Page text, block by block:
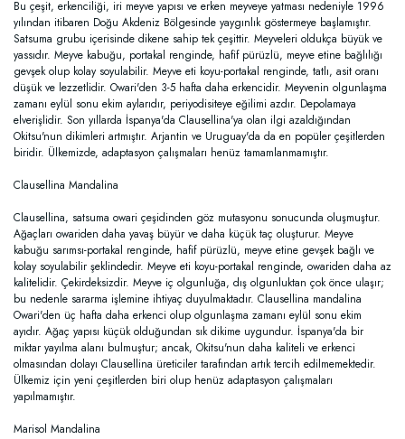
Bu çeşit, erkenciliği, iri meyve yapısı ve erken meyveye yatması nedeniyle 1996
yılından itibaren Doğu Akdeniz Bölgesinde yaygınlık göstermeye başlamıştır.
Satsuma grubu içerisinde dikene sahip tek çeşittir. Meyveleri oldukça büyük ve
yassıdır. Meyve kabuğu, portakal renginde, hafif pürüzlü, meyve etine bağlılığı
gevşek olup kolay soyulabilir. Meyve eti koyu-portakal renginde, tatlı, asit oranı
düşük ve lezzetlidir. Owari'den 3-5 hafta daha erkencidir. Meyvenin olgunlaşma
zamanı eylül sonu ekim aylarıdır, periyodisiteye eğilimi azdır. Depolamaya
elverişlidir. Son yıllarda İspanya'da Clausellina'ya olan ilgi azaldığından
Okitsu'nun dikimleri artmıştır. Arjantin ve Uruguay'da da en popüler çeşitlerden
biridir. Ülkemizde, adaptasyon çalışmaları henüz tamamlanmamıştır.
Clausellina Mandalina
Clausellina, satsuma owari çeşidinden göz mutasyonu sonucunda oluşmuştur.
Ağaçları owariden daha yavaş büyür ve daha küçük taç oluşturur. Meyve
kabuğu sarımsı-portakal renginde, hafif pürüzlü, meyve etine gevşek bağlı ve
kolay soyulabilir şeklindedir. Meyve eti koyu-portakal renginde, owariden daha az
kalitelidir. Çekirdeksizdir. Meyve iç olgunluğa, dış olgunluktan çok önce ulaşır;
bu nedenle sararma işlemine ihtiyaç duyulmaktadır. Clausellina mandalina
Owari'den üç hafta daha erkenci olup olgunlaşma zamanı eylül sonu ekim
ayıdır. Ağaç yapısı küçük olduğundan sık dikime uygundur. İspanya'da bir
miktar yayılma alanı bulmuştur; ancak, Okitsu'nun daha kaliteli ve erkenci
olmasından dolayı Clausellina üreticiler tarafından artık tercih edilmemektedir.
Ülkemiz için yeni çeşitlerden biri olup henüz adaptasyon çalışmaları
yapılmamıştır.
Marisol Mandalina